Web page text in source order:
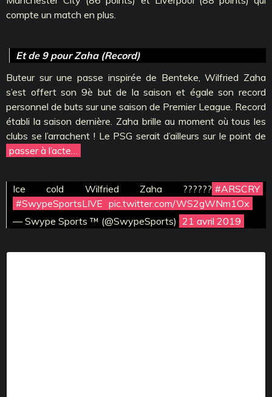
compte un match en plus.
Et de 9 pour Zaha (Record)
Buteur sur une passe inspirée de Benteke, Wilfried Zaha
s’est offert son 9è but de la saison et égale son record
personnel de buts sur une saison de Premier League. Record
établi la saison dernière. Zaha brille au moment où tous les
clubs se l’arrachent ! Le PSG serait d’ailleurs sur le point de
passer à l’acte…
Ice cold Wilfried Zaha ?????? #ARSCRY
#SwypeSportsLIVE pic.twitter.com/WS2gWNm1Ox
— Swype Sports ™ (@SwypeSports) 21 avril 2019